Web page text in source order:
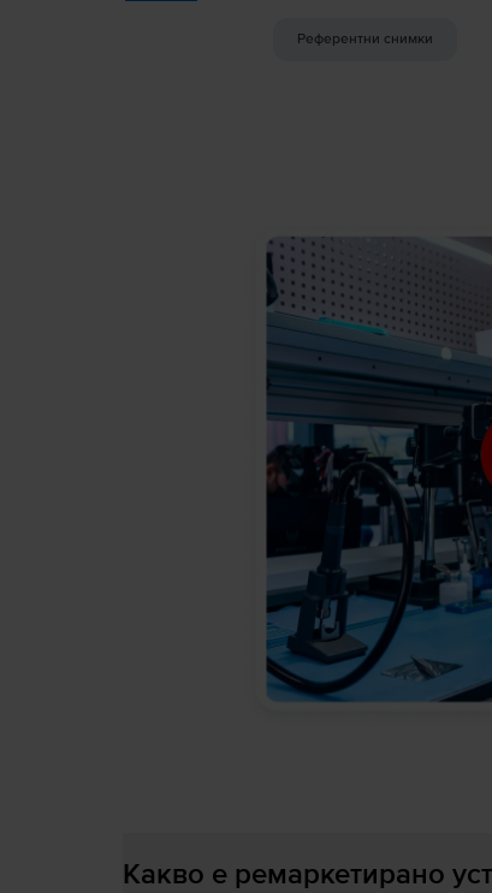
Референтни снимки
Какво е ремаркетирано